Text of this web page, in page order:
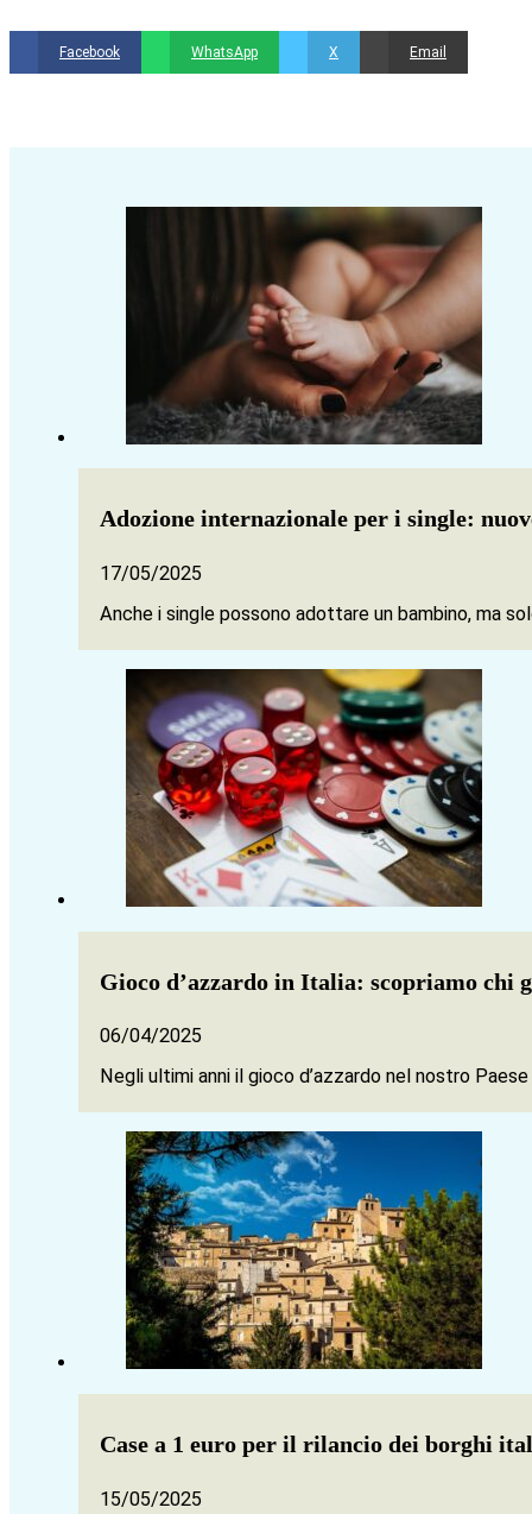
Facebook WhatsApp X Email
Adozione internazionale per i single:
17/05/2025
Anche i single possono adottare un bambino, ma
Gioco d’azzardo in Italia: scopriamo chi
06/04/2025
Negli ultimi anni il gioco d’azzardo nel nostro
Case a 1 euro per il rilancio dei borghi
15/05/2025